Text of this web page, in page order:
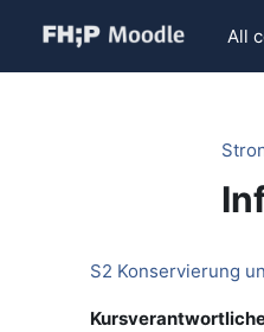
All
S2 Konservierung